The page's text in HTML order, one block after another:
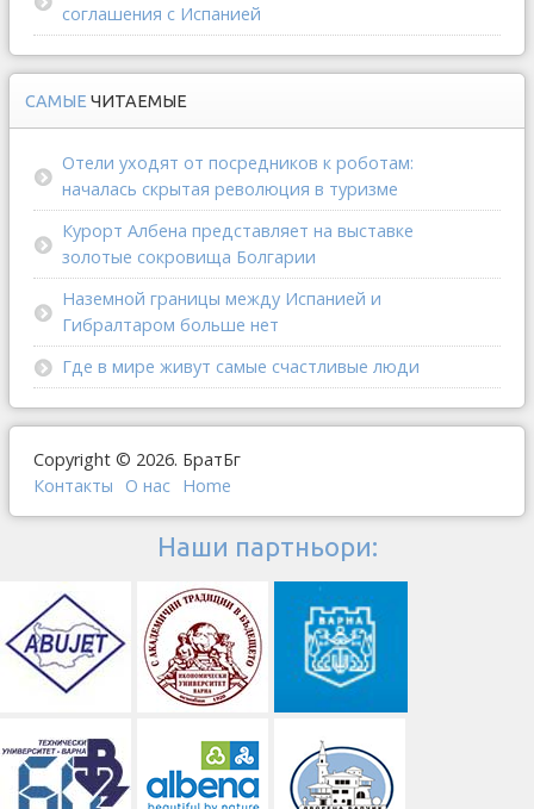
соглашения с Испанией
САМЫЕ ЧИТАЕМЫЕ
Отели уходят от посредников к роботам:
началась скрытая революция в туризме
Курорт Албена представляет на выставке
золотые сокровища Болгарии
Наземной границы между Испанией и
Гибралтаром больше нет
Где в мире живут самые счастливые люди
Copyright © 2026. БратБг
Контакты
О наc Home
Наши партньори: